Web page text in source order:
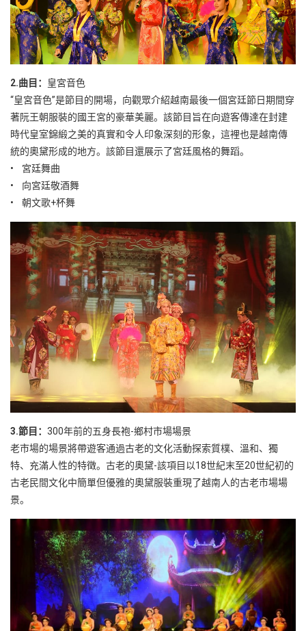
2.曲目： 皇宮音色
“皇宮音色”是節目的開場，向觀眾介紹越南最後一個宮廷節日期間穿
著阮王朝服裝的國王宮的豪華美麗。該節目旨在向遊客傳達在封建
時代皇室錦緞之美的真實和令人印象深刻的形象，這裡也是越南傳
統的奧黛形成的地方。該節目還展示了宮廷風格的舞蹈。
• 宮廷舞曲
• 向宮廷敬酒舞
• 朝文歌+杯舞
3.節目： 300年前的五身長袍-鄉村市場場景
老市場的場景將帶遊客通過古老的文化活動探索質樸、溫和、獨
特、充滿人性的特徵。古老的奧黛-該項目以18世紀末至20世紀初的
古老民間文化中簡單但優雅的奧黛服裝重現了越南人的古老市場場
景。